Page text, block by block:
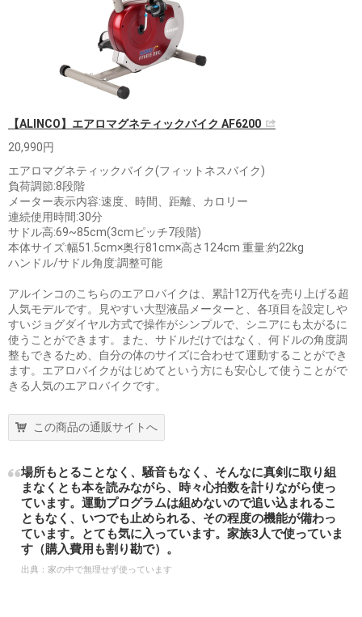
【ALINCO】エアロマグネティックバイク AF6200
20,990円
エアロマグネティックバイク(フィットネスバイク)
負荷調節:8段階
メーター表示内容:速度、時間、距離、カロリー
連続使用時間:30分
サドル高:69~85cm(3cmピッチ7段階)
本体サイズ:幅51.5cm×奥行81cm×高さ124cm 重量:約22kg
ハンドル/サドル角度:調整可能
アルインコのこちらのエアロバイクは、累計12万代を売り上げる超
人気モデルです。見やすい大型液晶メーターと、各項目を設定しや
すいジョグダイヤル方式で操作がシンプルで、シニアにも太がるに
使うことができます。また、サドルだけではなく、何ドルの角度調
整もできるため、自分の体のサイズに合わせて運動することができ
ます。エアロバイクがはじめてという方にも安心して使うことがで
きる人気のエアロバイクです。
この商品の通販サイトへ
場所もとることなく、騒音もなく、そんなに真剣に取り組
まなくとも本を読みながら、時々心拍数を計りながら使っ
ています。運動プログラムは組めないので追い込まれるこ
ともなく、いつでも止められる、その程度の機能が備わっ
ています。とても気に入っています。家族3人で使っていま
す（購入費用も割り勘で）。
出典： 家の中で無理せず使っています